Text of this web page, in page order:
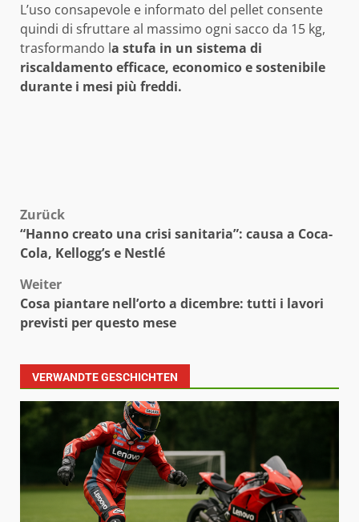
L’uso consapevole e informato del pellet consente
quindi di sfruttare al massimo ogni sacco da 15 kg,
trasformando la stufa in un sistema di
riscaldamento efficace, economico e sostenibile
durante i mesi più freddi.
Beitragsnavigation
Zurück
“Hanno creato una crisi sanitaria”: causa a Coca-
Cola, Kellogg’s e Nestlé
Weiter
Cosa piantare nell’orto a dicembre: tutti i lavori
previsti per questo mese
VERWANDTE GESCHICHTEN